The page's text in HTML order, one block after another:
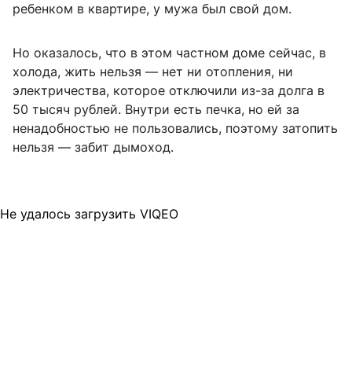
ребенком в квартире, у мужа был свой дом.
Но оказалось, что в этом частном доме сейчас, в
холода, жить нельзя — нет ни отопления, ни
электричества, которое отключили из-за долга в
50 тысяч рублей. Внутри есть печка, но ей за
ненадобностью не пользовались, поэтому затопить
нельзя — забит дымоход.
Не удалось загрузить VIQEO